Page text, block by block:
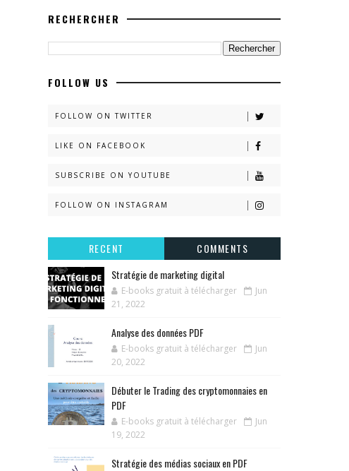
RECHERCHER
FOLLOW US
FOLLOW ON TWITTER
LIKE ON FACEBOOK
SUBSCRIBE ON YOUTUBE
FOLLOW ON INSTAGRAM
RECENT
COMMENTS
Stratégie de marketing digital
E-books gratuit à télécharger
Jun
21, 2022
Analyse des données PDF
E-books gratuit à télécharger
Jun
20, 2022
Débuter le Trading des cryptomonnaies en
PDF
E-books gratuit à télécharger
Jun
19, 2022
Stratégie des médias sociaux en PDF